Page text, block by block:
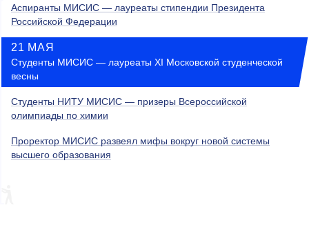
Аспиранты МИСИС — лауреаты стипендии Президента
Российской Федерации
21 МАЯ
Студенты МИСИС — лауреаты XI Московской студенческой
весны
Студенты НИТУ МИСИС — призеры Всероссийской
олимпиады по химии
Проректор МИСИС развеял мифы вокруг новой системы
высшего образования